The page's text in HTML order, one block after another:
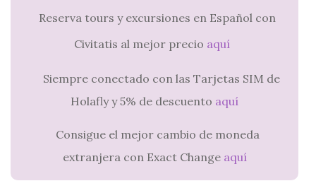
Reserva tours y excursiones en Español con
Civitatis al mejor precio aquí
Siempre conectado con las Tarjetas SIM de
Holafly y 5% de descuento aquí
Consigue el mejor cambio de moneda
extranjera con Exact Change aquí